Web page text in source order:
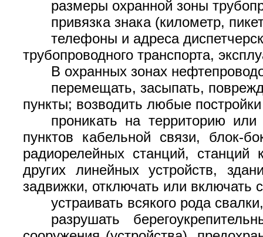
размеры охранной зоны
привязка знака (километр,
телефоны и адреса
трубопроводного транспорта,
В охранных зонах
перемещать, засыпать,
пункты; возводить любые
проникать на территорию
пунктов кабельной связи, блок-
радиорелейных станций,
других линейных устройств,
задвижки, отключать или включать
устраивать всякого рода
разрушать